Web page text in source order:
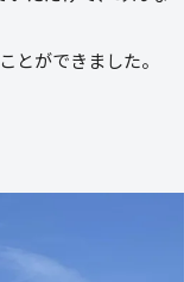
とができました。